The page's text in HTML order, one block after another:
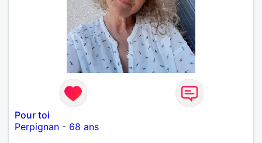
Pour toi
Perpignan - 68 ans